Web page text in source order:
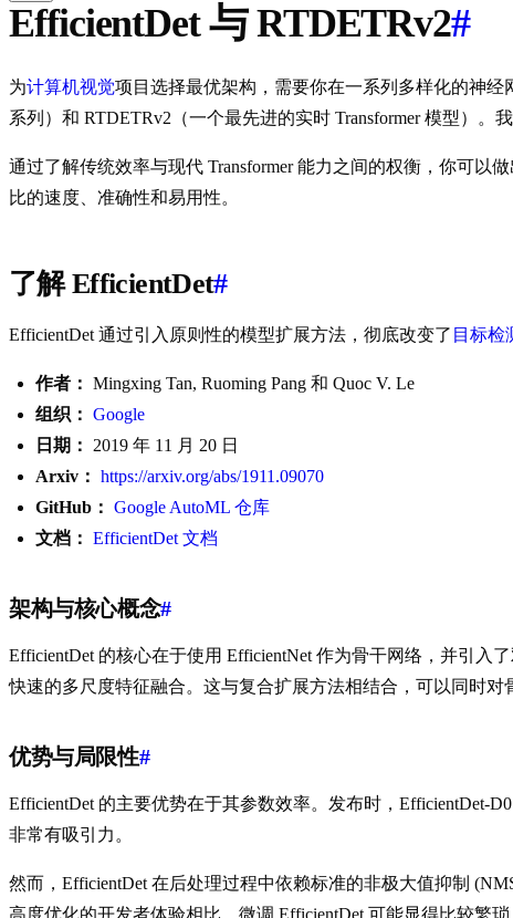
EfficientDet 与 RTDETRv2#
为计算机视觉项目选择最优架构，需要你在一系列多样化的神
系列）和 RTDETRv2（一个最先进的实时 Transformer 模型）
通过了解传统效率与现代 Transformer 能力之间的权衡，你可以
比的速度、准确性和易用性。
了解 EfficientDet#
EfficientDet 通过引入原则性的模型扩展方法，彻底改变了 目标检
作者： Mingxing Tan, Ruoming Pang 和 Quoc V. Le
组织： Google
日期：
2019 年 11 月 20 日
Arxiv： https://arxiv.org/abs/1911.09070
GitHub： Google AutoML 仓库
文档： EfficientDet 文档
架构与核心概念#
EfficientDet 的核心在于使用 EfficientNet 作为骨干网络，并引入
快速的多尺度特征融合。这与复合扩展方法相结合，可以同时
优势与局限性#
EfficientDet 的主要优势在于其参数效率。发布时，EfficientDet-
非常有吸引力。
然而，EfficientDet 在后处理过程中依赖标准的非极大值抑制
高度优化的开发者体验相比，微调 EfficientDet 可能显得比较繁琐